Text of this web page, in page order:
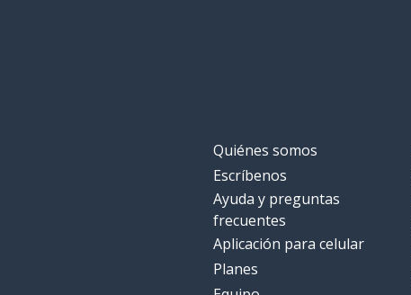
Quiénes somos
Escríbenos
Ayuda y preguntas
frecuentes
Aplicación para celular
Planes